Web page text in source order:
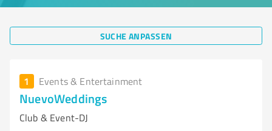
SUCHE ANPASSEN
1 Events & Entertainment
NuevoWeddings
Club & Event-DJ